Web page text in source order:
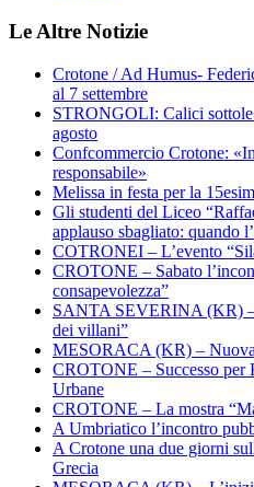
Le Altre Notizie
Crotone / Ad Humus-
al 7 settembre
STRONGOLI: Calici
agosto
Confcommercio Crotone:
responsabile»
Melissa in festa per la
Gli studenti del Liceo
applauso sbagliato: quando
COTRONEI – L’evento
CROTONE – Sabato
consapevolezza”
SANTA SEVERINA (KR)
dei villani”
MESORACA (KR) –
CROTONE – Successo
Urbane
CROTONE – La mostra
A Umbriatico l’incontro
A Crotone una due giorni
Grecia